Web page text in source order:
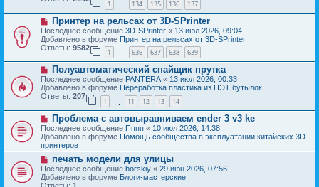
щ
е
и
е
с
о
б
щ
е
н
и
1 … 134 135 136 137
Н
о
в
о
е
с
о
б
щ
н
и
е
Принтер на рельсах от 3D-SPrinter
Последнее сообщение 3D-SPrinter « 13 июл 2026, 09:04
Добавлено в форуме Принтер на рельсах от 3D-SPrinter
Ответы: 9582
1 636 637 638 639
Н
о
в
о
с
о
б
щ
е
н
и
е
Полуавтоматический спайщик прутка
Последнее сообщение PANTERA« 13 июл 2026, 00:33
Добавлено в форуме Переработка пластика из ПЭТ бутылок
Ответы: 207
1 11 12 13 14
Н
о
в
о
е
с
о
о
б
Проблема с автовыравниваем ender 3 v3 ke
Последнее сообщение Пппп « 10 июл 2026, 14:38
Добавлено в форуме Помощь сообщества в эксплуатации китайских 3D
принтеров
Н
о
в
о
печать модели для улицы
Последнее сообщение borskiy « 29 июн 2026, 07:56
Добавлено в форуме Блоги-мастерские